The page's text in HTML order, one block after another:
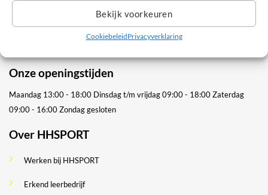
Bekijk voorkeuren
CookiebeleidPrivacyverklaring
Linthorst Homanweg 10 9422 EC SMILDE
Onze openingstijden
Maandag 13:00 - 18:00 Dinsdag t/m vrijdag 09:00 - 18:00Zaterdag
09:00 - 16:00Zondag gesloten
Over HHSPORT
Werken bij HHSPORT
Erkend leerbedrijf